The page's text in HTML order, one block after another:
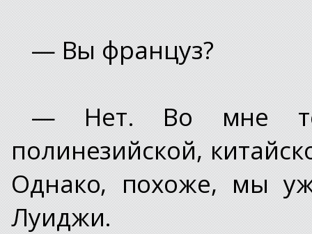
— Вы француз?
— Нет. Во мне
полинезийской,
Однако, похоже, мы
Луиджи.